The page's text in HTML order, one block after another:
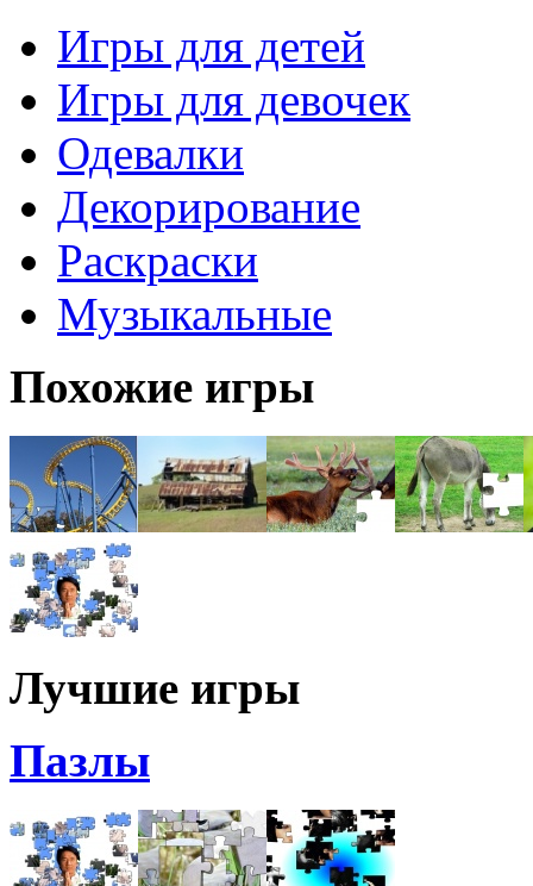
Игры для детей
Игры для девочек
Одевалки
Декорирование
Раскраски
Музыкальные
Похожие игры
Лучшие игры
Пазлы